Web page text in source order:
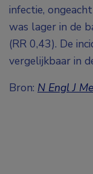
infectie,
was lager in de
(RR 0,43). De
vergelijkbaar in
Bron: N Engl J